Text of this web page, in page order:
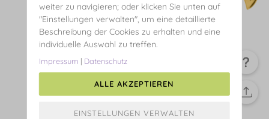
weiter zu navigieren; oder klicken Sie unten auf
"Einstellungen verwalten", um eine detaillierte
Beschreibung der Cookies zu erhalten und eine
individuelle Auswahl zu treffen.
Impressum | Datenschutz
ALLE AKZEPTIEREN